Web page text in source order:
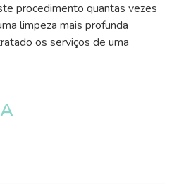
procedimento quantas vezes
limpeza mais profunda
os serviços de uma